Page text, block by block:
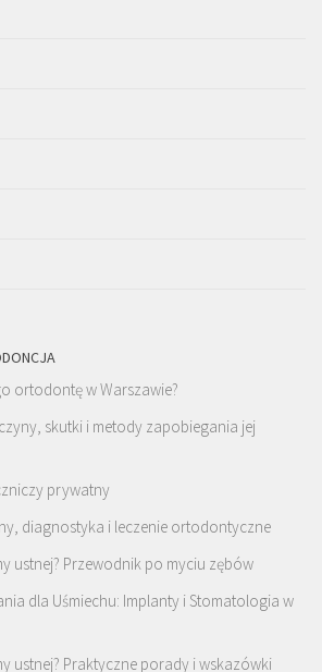
ortodontę w Warszawie?
skutki i metody zapobiegania jej
prywatny
diagnostyka i leczenie ortodontyczne
ustnej? Przewodnik po myciu zębów
dla Uśmiechu: Implanty i Stomatologia w
ustnej? Praktyczne porady i wskazówki